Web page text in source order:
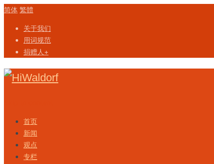
简体 繁體
关于我们
用词规范
捐赠人+
首页
新闻
观点
专栏